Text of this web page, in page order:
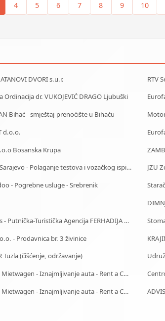
4 5 6 7 8 9 10
DVORI s.u.r.
RTV
Ordinacija dr. VUKOJEVIĆ DRAGO Ljubuški
Bihać - smještaj-prenoćište u Bihaću
d.o.o.
Bosanska Krupa
Auto Škola Sarajevo - Polaganje testova i vozačkog ispita
- Pogrebne usluge - Srebrenik
Centrotours - Putnička-Turistička Agencija FERHADIJA Sarajevo
- Prodavnica br. 3 živinice
Tuzla (čišćenje, održavanje)
Car Rental - Mietwagen - Iznajmljivanje auta - Rent a Car Banja Luka
Car Rental - Mietwagen - Iznajmljivanje auta - Rent a Car Mostar